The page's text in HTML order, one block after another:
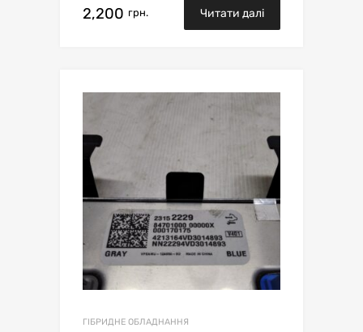
2,200 грн. Читати далі
ГІБРИДНЕ ОБЛАДНАННЯ